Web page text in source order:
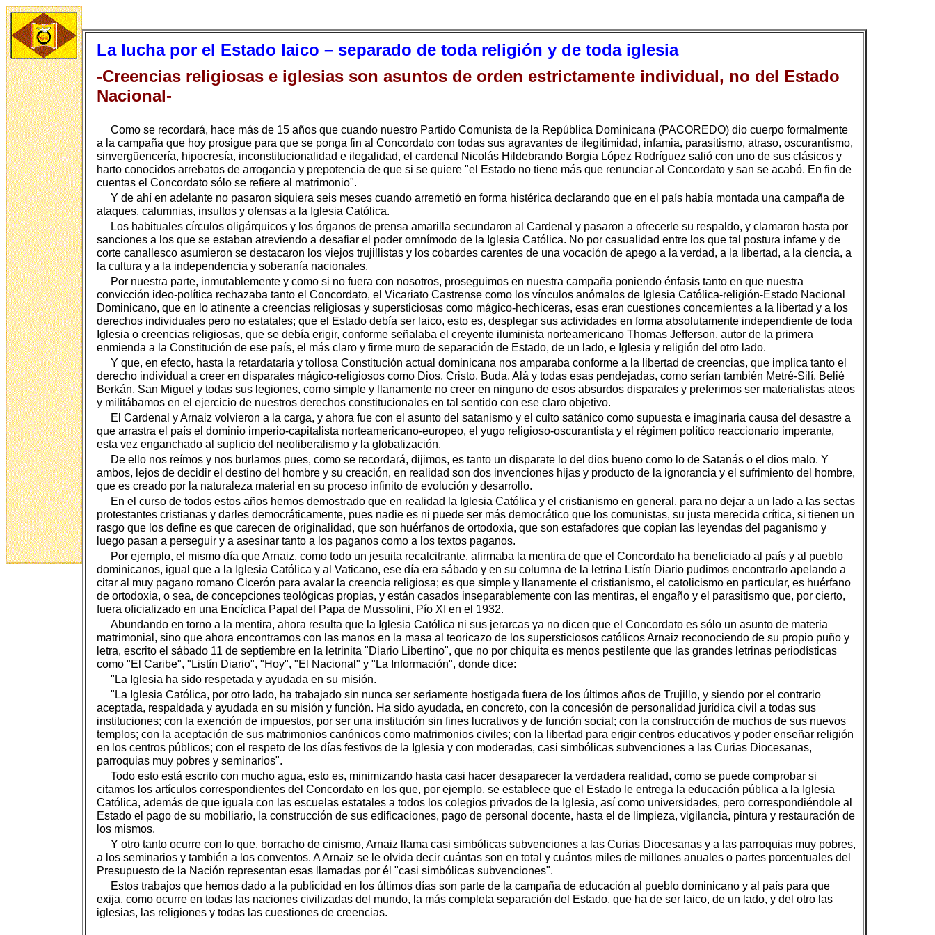
La lucha por el Estado laico – separado de toda religión y de toda iglesia
-Creencias religiosas e iglesias son asuntos de orden estrictamente individual, no del Estado
Nacional-
Como se recordará, hace más de 15 años que cuando nuestro Partido Comunista de la República Dominicana (PACOREDO) dio cuerpo formalmente
a la campaña que hoy prosigue para que se ponga fin al Concordato con todas sus agravantes de ilegitimidad, infamia, parasitismo, atraso, oscurantismo,
sinvergüencería, hipocresía, inconstitucionalidad e ilegalidad, el cardenal Nicolás Hildebrando Borgia López Rodríguez salió con uno de sus clásicos y
harto conocidos arrebatos de arrogancia y prepotencia de que si se quiere "el Estado no tiene más que renunciar al Concordato y san se acabó. En fin de
cuentas el Concordato sólo se refiere al matrimonio".
Y de ahí en adelante no pasaron siquiera seis meses cuando arremetió en forma histérica declarando que en el país había montada una campaña de
ataques, calumnias, insultos y ofensas a la Iglesia Católica.
Los habituales círculos oligárquicos y los órganos de prensa amarilla secundaron al Cardenal y pasaron a ofrecerle su respaldo, y clamaron hasta por
sanciones a los que se estaban atreviendo a desafiar el poder omnímodo de la Iglesia Católica. No por casualidad entre los que tal postura infame y de
corte canallesco asumieron se destacaron los viejos trujillistas y los cobardes carentes de una vocación de apego a la verdad, a la libertad, a la ciencia, a
la cultura y a la independencia y soberanía nacionales.
Por nuestra parte, inmutablemente y como si no fuera con nosotros, proseguimos en nuestra campaña poniendo énfasis tanto en que nuestra
convicción ideo-política rechazaba tanto el Concordato, el Vicariato Castrense como los vínculos anómalos de Iglesia Católica-religión-Estado Nacional
Dominicano, que en lo atinente a creencias religiosas y supersticiosas como mágico-hechiceras, esas eran cuestiones concernientes a la libertad y a los
derechos individuales pero no estatales; que el Estado debía ser laico, esto es, desplegar sus actividades en forma absolutamente independiente de toda
Iglesia o creencias religiosas, que se debía erigir, conforme señalaba el creyente iluminista norteamericano Thomas Jefferson, autor de la primera
enmienda a la Constitución de ese país, el más claro y firme muro de separación de Estado, de un lado, e Iglesia y religión del otro lado.
Y que, en efecto, hasta la retardataria y tollosa Constitución actual dominicana nos amparaba conforme a la libertad de creencias, que implica tanto el
derecho individual a creer en disparates mágico-religiosos como Dios, Cristo, Buda, Alá y todas esas pendejadas, como serían también Metré-Silí, Belié
Berkán, San Miguel y todas sus legiones, como simple y llanamente no creer en ninguno de esos absurdos disparates y preferimos ser materialistas ateos
y militábamos en el ejercicio de nuestros derechos constitucionales en tal sentido con ese claro objetivo.
El Cardenal y Arnaiz volvieron a la carga, y ahora fue con el asunto del satanismo y el culto satánico como supuesta e imaginaria causa del desastre a
que arrastra el país el dominio imperio-capitalista norteamericano-europeo, el yugo religioso-oscurantista y el régimen político reaccionario imperante,
esta vez enganchado al suplicio del neoliberalismo y la globalización.
De ello nos reímos y nos burlamos pues, como se recordará, dijimos, es tanto un disparate lo del dios bueno como lo de Satanás o el dios malo. Y
ambos, lejos de decidir el destino del hombre y su creación, en realidad son dos invenciones hijas y producto de la ignorancia y el sufrimiento del hombre,
que es creado por la naturaleza material en su proceso infinito de evolución y desarrollo.
En el curso de todos estos años hemos demostrado que en realidad la Iglesia Católica y el cristianismo en general, para no dejar a un lado a las sectas
protestantes cristianas y darles democráticamente, pues nadie es ni puede ser más democrático que los comunistas, su justa merecida crítica, si tienen un
rasgo que los define es que carecen de originalidad, que son huérfanos de ortodoxia, que son estafadores que copian las leyendas del paganismo y
luego pasan a perseguir y a asesinar tanto a los paganos como a los textos paganos.
Por ejemplo, el mismo día que Arnaiz, como todo un jesuita recalcitrante, afirmaba la mentira de que el Concordato ha beneficiado al país y al pueblo
dominicanos, igual que a la Iglesia Católica y al Vaticano, ese día era sábado y en su columna de la letrina Listín Diario pudimos encontrarlo apelando a
citar al muy pagano romano Cicerón para avalar la creencia religiosa; es que simple y llanamente el cristianismo, el catolicismo en particular, es huérfano
de ortodoxia, o sea, de concepciones teológicas propias, y están casados inseparablemente con las mentiras, el engaño y el parasitismo que, por cierto,
fuera oficializado en una Encíclica Papal del Papa de Mussolini, Pío XI en el 1932.
Abundando en torno a la mentira, ahora resulta que la Iglesia Católica ni sus jerarcas ya no dicen que el Concordato es sólo un asunto de materia
matrimonial, sino que ahora encontramos con las manos en la masa al teoricazo de los supersticiosos católicos Arnaiz reconociendo de su propio puño y
letra, escrito el sábado 11 de septiembre en la letrinita "Diario Libertino", que no por chiquita es menos pestilente que las grandes letrinas periodísticas
como "El Caribe", "Listín Diario", "Hoy", "El Nacional" y "La Información", donde dice:
"La Iglesia ha sido respetada y ayudada en su misión.
"La Iglesia Católica, por otro lado, ha trabajado sin nunca ser seriamente hostigada fuera de los últimos años de Trujillo, y siendo por el contrario
aceptada, respaldada y ayudada en su misión y función. Ha sido ayudada, en concreto, con la concesión de personalidad jurídica civil a todas sus
instituciones; con la exención de impuestos, por ser una institución sin fines lucrativos y de función social; con la construcción de muchos de sus nuevos
templos; con la aceptación de sus matrimonios canónicos como matrimonios civiles; con la libertad para erigir centros educativos y poder enseñar religión
en los centros públicos; con el respeto de los días festivos de la Iglesia y con moderadas, casi simbólicas subvenciones a las Curias Diocesanas,
parroquias muy pobres y seminarios".
Todo esto está escrito con mucho agua, esto es, minimizando hasta casi hacer desaparecer la verdadera realidad, como se puede comprobar si
citamos los artículos correspondientes del Concordato en los que, por ejemplo, se establece que el Estado le entrega la educación pública a la Iglesia
Católica, además de que iguala con las escuelas estatales a todos los colegios privados de la Iglesia, así como universidades, pero correspondiéndole al
Estado el pago de su mobiliario, la construcción de sus edificaciones, pago de personal docente, hasta el de limpieza, vigilancia, pintura y restauración de
los mismos.
Y otro tanto ocurre con lo que, borracho de cinismo, Arnaiz llama casi simbólicas subvenciones a las Curias Diocesanas y a las parroquias muy pobres,
a los seminarios y también a los conventos. A Arnaiz se le olvida decir cuántas son en total y cuántos miles de millones anuales o partes porcentuales del
Presupuesto de la Nación representan esas llamadas por él "casi simbólicas subvenciones".
Estos trabajos que hemos dado a la publicidad en los últimos días son parte de la campaña de educación al pueblo dominicano y al país para que
exija, como ocurre en todas las naciones civilizadas del mundo, la más completa separación del Estado, que ha de ser laico, de un lado, y del otro las
iglesias, las religiones y todas las cuestiones de creencias.